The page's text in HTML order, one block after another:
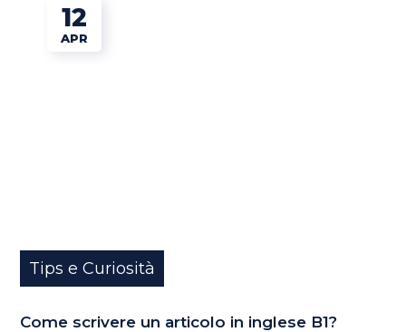
12
APR
Tips e Curiosità
Come scrivere un articolo in inglese B1?